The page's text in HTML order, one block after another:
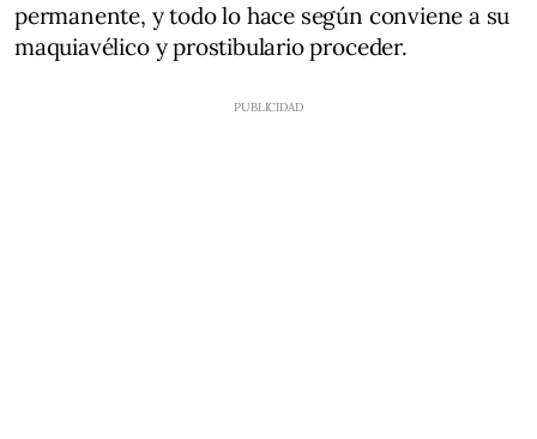
permanente, y todo lo hace según conviene a su
maquiavélico y prostibulario proceder.